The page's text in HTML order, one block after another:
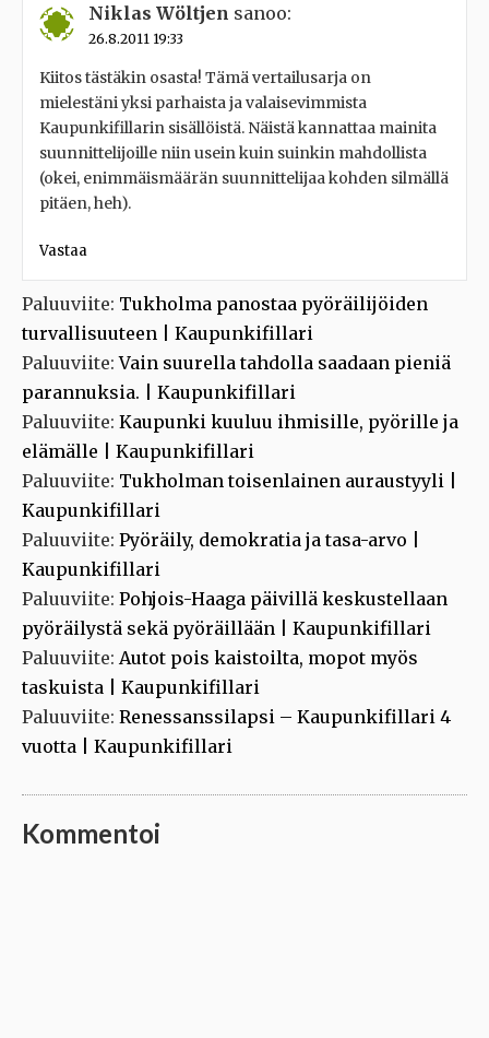
Niklas Wöltjen sanoo:
26.8.2011 19:33
Kiitos tästäkin osasta! Tämä vertailusarja on
mielestäni yksi parhaista ja valaisevimmista
Kaupunkifillarin sisällöistä. Näistä kannattaa mainita
suunnittelijoille niin usein kuin suinkin mahdollista
(okei, enimmäismäärän suunnittelijaa kohden silmällä
pitäen, heh).
Vastaa
Paluuviite: Tukholma panostaa pyöräilijöiden
turvallisuuteen | Kaupunkifillari
Paluuviite:Vain suurella tahdolla saadaan pieniä
parannuksia. | Kaupunkifillari
Paluuviite: Kaupunki kuuluu ihmisille, pyörille ja
elämälle | Kaupunkifillari
Paluuviite: Tukholman toisenlainen auraustyyli |
Kaupunkifillari
Paluuviite: Pyöräily, demokratia ja tasa-arvo |
Kaupunkifillari
Paluuviite: Pohjois-Haaga päivillä keskustellaan
pyöräilystä sekä pyöräillään | Kaupunkifillari
Paluuviite: Autot pois kaistoilta, mopot myös
taskuista | Kaupunkifillari
Paluuviite: Renessanssilapsi – Kaupunkifillari 4
vuotta | Kaupunkifillari
Kommentoi